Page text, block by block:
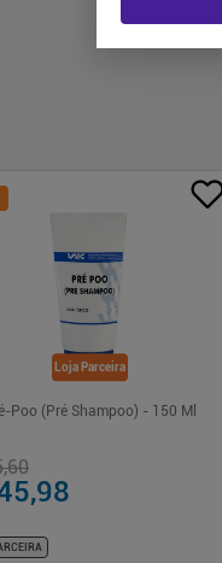
Loja Parceira
Poo (Pré Shampoo) - 150 Ml